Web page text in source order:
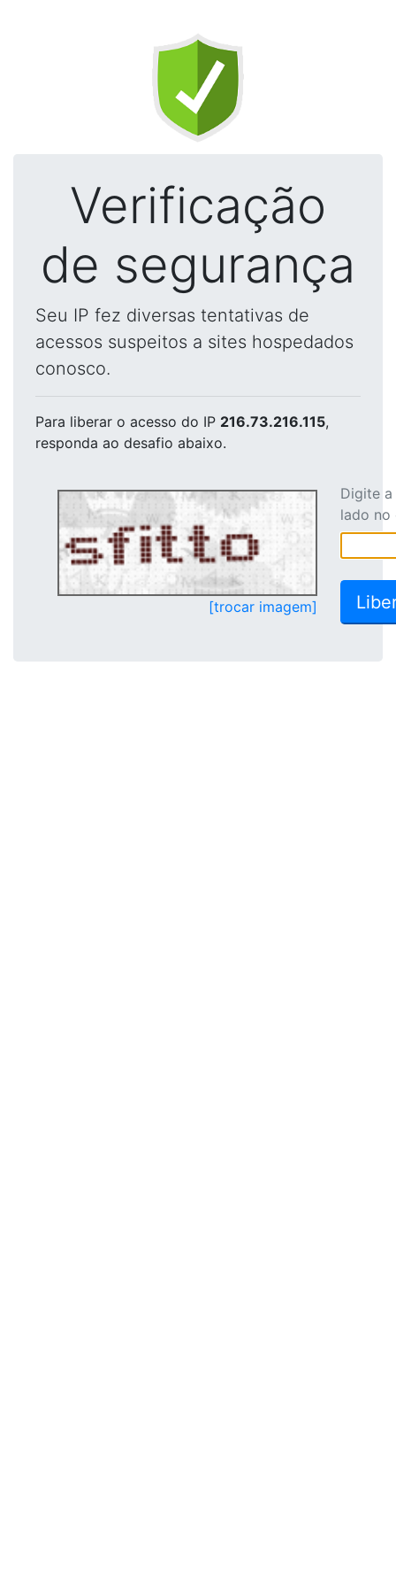
Verificação
de segurança
Seu IP fez diversas tentativas de
acessos suspeitos a sites hospedados
conosco.
Para liberar o acesso do IP 216.73.216.115,
responda ao desafio abaixo.
[trocar imagem]
Digite
lado no